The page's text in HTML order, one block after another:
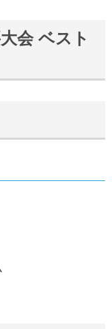
会 ベスト